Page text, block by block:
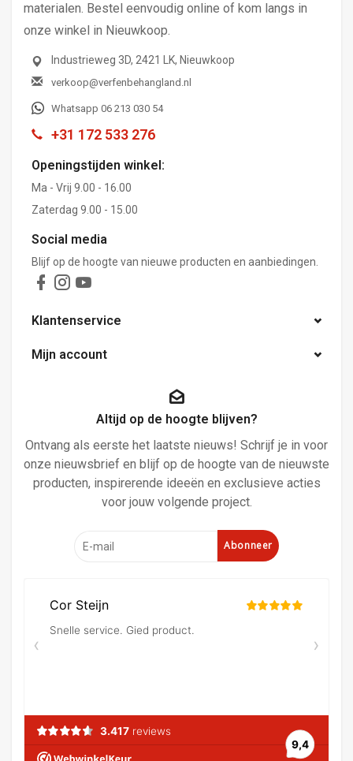
materialen. Bestel eenvoudig online of kom langs in
onze winkel in Nieuwkoop.
Industrieweg 3D, 2421 LK, Nieuwkoop
verkoop@verfenbehangland.nl
Whatsapp 06 213 030 54
+31 172 533 276
Openingstijden winkel:
Ma - Vrij 9.00 - 16.00
Zaterdag 9.00 - 15.00
Social media
Blijf op de hoogte van nieuwe producten en aanbiedingen.
Klantenservice
Mijn account
Altijd op de hoogte blijven?
Ontvang als eerste het laatste nieuws! Schrijf je in voor
onze nieuwsbrief en blijf op de hoogte van de nieuwste
producten, inspirerende ideeën en exclusieve acties
voor jouw volgende project.
Abonneer